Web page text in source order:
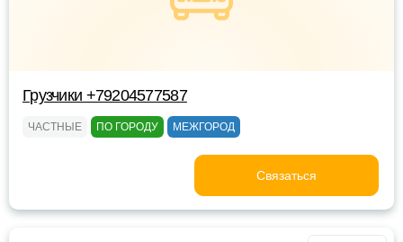
Грузчики +79204577587
ЧАСТНЫЕ ПО ГОРОДУ МЕЖГОРОД
Связаться